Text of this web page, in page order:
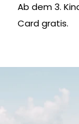
Ab dem 3.
Card gratis.